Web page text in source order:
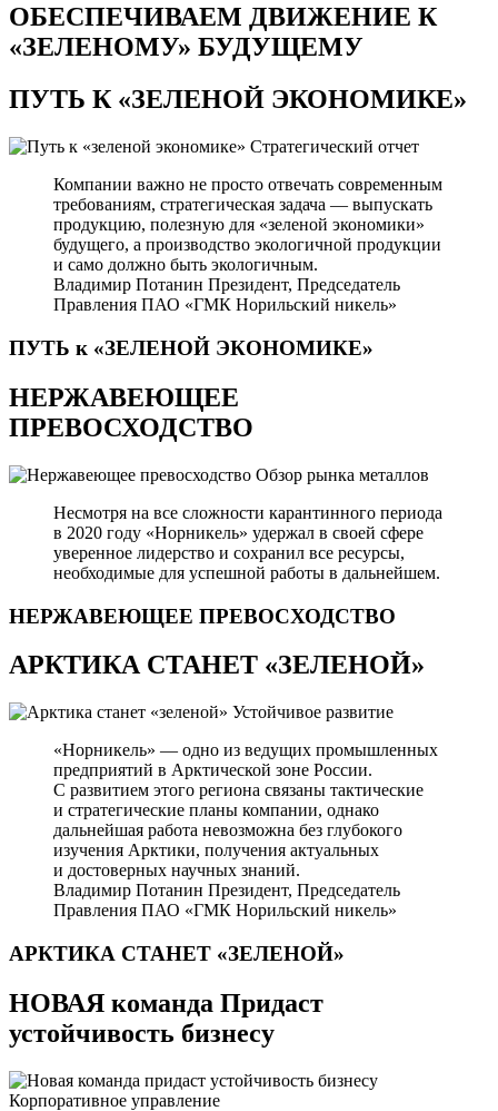
ОБЕСПЕЧИВАЕМ ДВИЖЕНИЕ К
«ЗЕЛЕНОМУ» БУДУЩЕМУ
ПУТЬ К«ЗЕЛЕНОЙ ЭКОНОМИКЕ»
Стратегический отчет
Компании важно не просто отвечать современным
требованиям, стратегическая задача — выпускать
продукцию, полезную для «зеленой экономики»
будущего, а производство экологичной продукции
и само должно быть экологичным.
Владимир Потанин Президент, Председатель
Правления ПАО «ГМК Норильский никель»
ПУТЬ к «ЗЕЛЕНОЙ ЭКОНОМИКЕ»
НЕРЖАВЕЮЩЕЕ
ПРЕВОСХОДСТВО
Обзор рынка металлов
Несмотря на все сложности карантинного периода
в 2020 году «Норникель» удержал в своей сфере
уверенное лидерство и сохранил все ресурсы,
необходимые для успешной работы в дальнейшем.
НЕРЖАВЕЮЩЕЕ ПРЕВОСХОДСТВО
АРКТИКА СТАНЕТ «ЗЕЛЕНОЙ»
Устойчивое развитие
«Норникель» — одно из ведущих промышленных
предприятий в Арктической зоне России.
С развитием этого региона связаны тактические
и стратегические планы компании, однако
дальнейшая работа невозможна без глубокого
изучения Арктики, получения актуальных
и достоверных научных знаний.
Владимир Потанин Президент, Председатель
Правления ПАО «ГМК Норильский никель»
АРКТИКА СТАНЕТ «ЗЕЛЕНОЙ»
НОВАЯ команда Придаст
устойчивость бизнесу
Корпоративное управление